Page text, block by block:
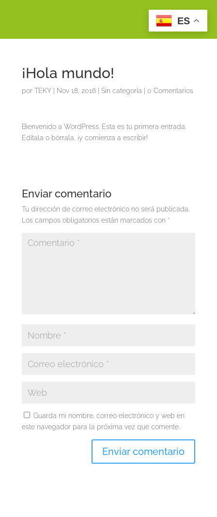
¡Hola mundo!
por TEKY| Nov 18, 2016| Sin categoría 0 Comentarios
Bienvenido a WordPress. Esta es tu primera entrada.
Edítala o bórrala, ¡y comienza a escribir!
Enviar comentario
Tu dirección de correo electrónico no será publicada.
Los campos obligatorios están marcados con *
Guarda mi nombre, correo electrónico y web en
este navegador para la próxima vez que comente.
ES